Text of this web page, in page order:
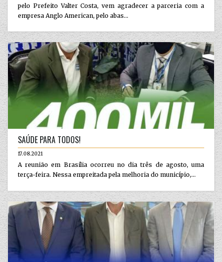
pelo Prefeito Valter Costa, vem agradecer a parceria com a
empresa Anglo American, pelo abas...
SAÚDE PARA TODOS!
17.08.2021
A reunião em Brasília ocorreu no dia três de agosto, uma
terça-feira. Nessa empreitada pela melhoria do município,...